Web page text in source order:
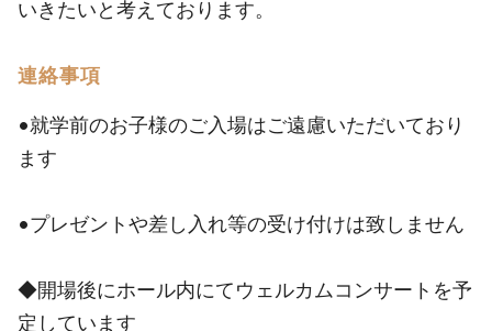
いきたいと考えております。
連絡事項
•就学前のお子様のご入場はご遠慮いただいており
ます
•プレゼントや差し入れ等の受け付けは致しません
◆開場後にホール内にてウェルカムコンサートを予
定しています